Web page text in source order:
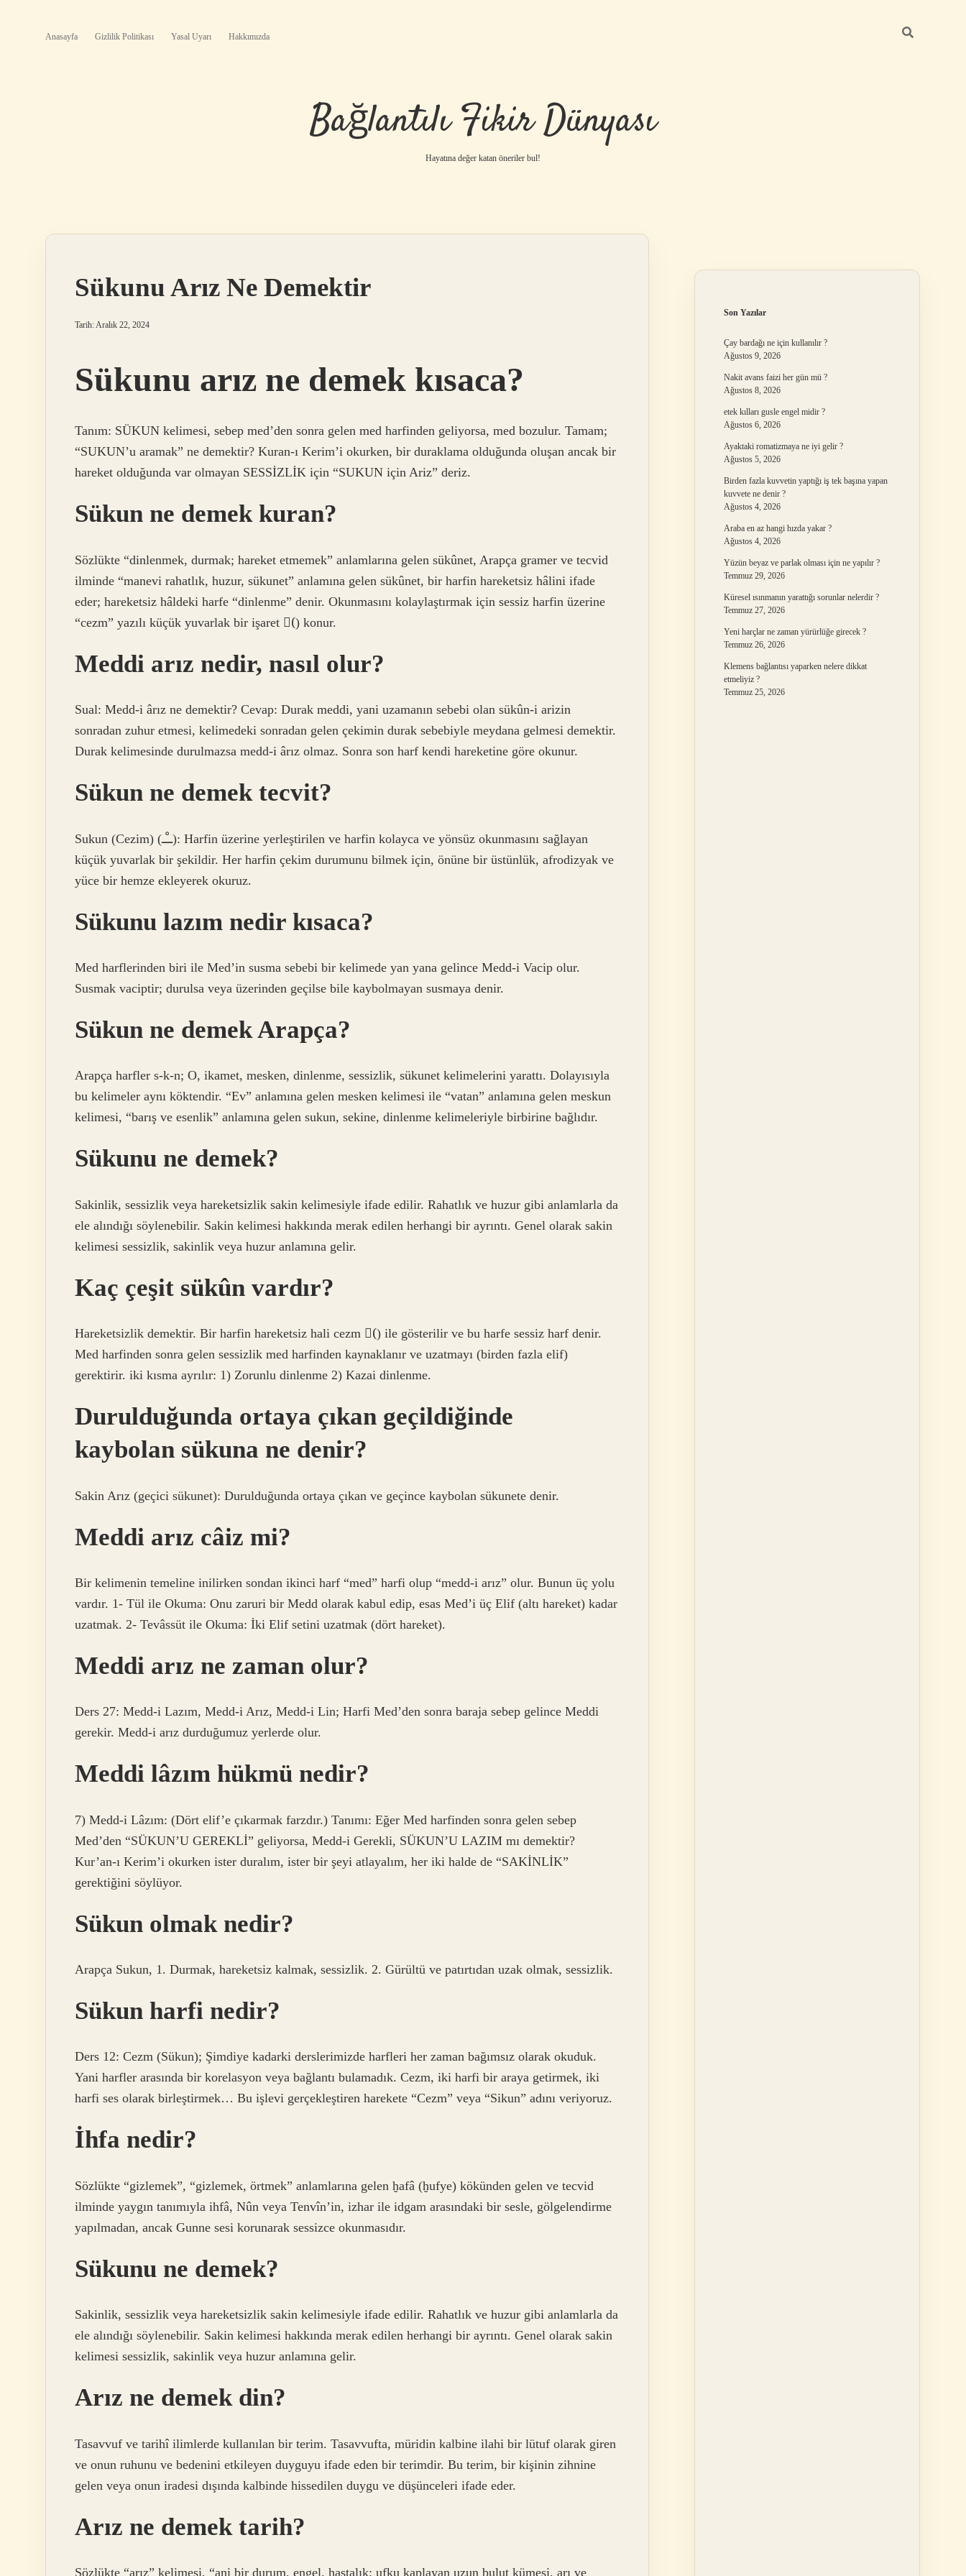
Anasayfa Gizlilik Politikası Yasal Uyarı Hakkımızda
Bağlantılı Fikir Dünyası
Hayatına değer katan öneriler bul!
Sükunu Arız Ne Demektir
Tarih: Aralık 22, 2024
Sükunu arız ne demek kısaca?
Tanım: SÜKUN kelimesi, sebep med’den sonra gelen med harfinden geliyorsa, med bozulur. Tamam;
“SUKUN’u aramak” ne demektir? Kuran-ı Kerim’i okurken, bir duraklama olduğunda oluşan ancak bir
hareket olduğunda var olmayan SESSİZLİK için “SUKUN için Ariz” deriz.
Sükun ne demek kuran?
Sözlükte “dinlenmek, durmak; hareket etmemek” anlamlarına gelen sükûnet, Arapça gramer ve tecvid
ilminde “manevi rahatlık, huzur, sükunet” anlamına gelen sükûnet, bir harfin hareketsiz hâlini ifade
eder; hareketsiz hâldeki harfe “dinlenme” denir. Okunmasını kolaylaştırmak için sessiz harfin üzerine
“cezm” yazılı küçük yuvarlak bir işaret (ْ) konur.
Meddi arız nedir, nasıl olur?
Sual: Medd-i ârız ne demektir? Cevap: Durak meddi, yani uzamanın sebebi olan sükûn-i arizin
sonradan zuhur etmesi, kelimedeki sonradan gelen çekimin durak sebebiyle meydana gelmesi demektir.
Durak kelimesinde durulmazsa medd-i ârız olmaz. Sonra son harf kendi hareketine göre okunur.
Sükun ne demek tecvit?
Sukun (Cezim) (ــْـ): Harfin üzerine yerleştirilen ve harfin kolayca ve yönsüz okunmasını sağlayan
küçük yuvarlak bir şekildir. Her harfin çekim durumunu bilmek için, önüne bir üstünlük, afrodizyak ve
yüce bir hemze ekleyerek okuruz.
Sükunu lazım nedir kısaca?
Med harflerinden biri ile Med’in susma sebebi bir kelimede yan yana gelince Medd-i Vacip olur.
Susmak vaciptir; durulsa veya üzerinden geçilse bile kaybolmayan susmaya denir.
Sükun ne demek Arapça?
Arapça harfler s-k-n; O, ikamet, mesken, dinlenme, sessizlik, sükunet kelimelerini yarattı. Dolayısıyla
bu kelimeler aynı köktendir. “Ev” anlamına gelen mesken kelimesi ile “vatan” anlamına gelen meskun
kelimesi, “barış ve esenlik” anlamına gelen sukun, sekine, dinlenme kelimeleriyle birbirine bağlıdır.
Sükunu ne demek?
Sakinlik, sessizlik veya hareketsizlik sakin kelimesiyle ifade edilir. Rahatlık ve huzur gibi anlamlarla da
ele alındığı söylenebilir. Sakin kelimesi hakkında merak edilen herhangi bir ayrıntı. Genel olarak sakin
kelimesi sessizlik, sakinlik veya huzur anlamına gelir.
Kaç çeşit sükûn vardır?
Hareketsizlik demektir. Bir harfin hareketsiz hali cezm (ْ) ile gösterilir ve bu harfe sessiz harf denir.
Med harfinden sonra gelen sessizlik med harfinden kaynaklanır ve uzatmayı (birden fazla elif)
gerektirir. iki kısma ayrılır: 1) Zorunlu dinlenme 2) Kazai dinlenme.
Durulduğunda ortaya çıkan geçildiğinde
kaybolan sükuna ne denir?
Sakin Arız (geçici sükunet): Durulduğunda ortaya çıkan ve geçince kaybolan sükunete denir.
Meddi arız câiz mi?
Bir kelimenin temeline inilirken sondan ikinci harf “med” harfi olup “medd-i arız” olur. Bunun üç yolu
vardır. 1- Tül ile Okuma: Onu zaruri bir Medd olarak kabul edip, esas Med’i üç Elif (altı hareket) kadar
uzatmak. 2- Tevâssüt ile Okuma: İki Elif setini uzatmak (dört hareket).
Meddi arız ne zaman olur?
Ders 27: Medd-i Lazım, Medd-i Arız, Medd-i Lin; Harfi Med’den sonra baraja sebep gelince Meddi
gerekir. Medd-i arız durduğumuz yerlerde olur.
Meddi lâzım hükmü nedir?
7) Medd-i Lâzım: (Dört elif’e çıkarmak farzdır.) Tanımı: Eğer Med harfinden sonra gelen sebep
Med’den “SÜKUN’U GEREKLİ” geliyorsa, Medd-i Gerekli, SÜKUN’U LAZIM mı demektir?
Kur’an-ı Kerim’i okurken ister duralım, ister bir şeyi atlayalım, her iki halde de “SAKİNLİK”
gerektiğini söylüyor.
Sükun olmak nedir?
Arapça Sukun, 1. Durmak, hareketsiz kalmak, sessizlik. 2. Gürültü ve patırtıdan uzak olmak, sessizlik.
Sükun harfi nedir?
Ders 12: Cezm (Sükun); Şimdiye kadarki derslerimizde harfleri her zaman bağımsız olarak okuduk.
Yani harfler arasında bir korelasyon veya bağlantı bulamadık. Cezm, iki harfi bir araya getirmek, iki
harfi ses olarak birleştirmek… Bu işlevi gerçekleştiren harekete “Cezm” veya “Sikun” adını veriyoruz.
İhfa nedir?
Sözlükte “gizlemek”, “gizlemek, örtmek” anlamlarına gelen ḫafâ (ḫufye) kökünden gelen ve tecvid
ilminde yaygın tanımıyla ihfâ, Nûn veya Tenvîn’in, izhar ile idgam arasındaki bir sesle, gölgelendirme
yapılmadan, ancak Gunne sesi korunarak sessizce okunmasıdır.
Sükunu ne demek?
Sakinlik, sessizlik veya hareketsizlik sakin kelimesiyle ifade edilir. Rahatlık ve huzur gibi anlamlarla da
ele alındığı söylenebilir. Sakin kelimesi hakkında merak edilen herhangi bir ayrıntı. Genel olarak sakin
kelimesi sessizlik, sakinlik veya huzur anlamına gelir.
Arız ne demek din?
Tasavvuf ve tarihî ilimlerde kullanılan bir terim. Tasavvufta, müridin kalbine ilahi bir lütuf olarak giren
ve onun ruhunu ve bedenini etkileyen duyguyu ifade eden bir terimdir. Bu terim, bir kişinin zihnine
gelen veya onun iradesi dışında kalbinde hissedilen duygu ve düşünceleri ifade eder.
Arız ne demek tarih?
Sözlükte “arız” kelimesi, “ani bir durum, engel, hastalık; ufku kaplayan uzun bulut kümesi, arı ve
Son Yazılar
Çay bardağı ne için kullanılır ?
Ağustos 9, 2026
Nakit avans faizi her gün mü ?
Ağustos 8, 2026
etek kılları gusle engel midir ?
Ağustos 6, 2026
Ayaktaki romatizmaya ne iyi gelir ?
Ağustos 5, 2026
Birden fazla kuvvetin yaptığı iş tek başına yapan
kuvvete ne denir ?
Ağustos 4, 2026
Araba en az hangi hızda yakar ?
Ağustos 4, 2026
Yüzün beyaz ve parlak olması için ne yapılır ?
Temmuz 29, 2026
Küresel ısınmanın yarattığı sorunlar nelerdir ?
Temmuz 27, 2026
Yeni harçlar ne zaman yürürlüğe girecek ?
Temmuz 26, 2026
Klemens bağlantısı yaparken nelere dikkat
etmeliyiz ?
Temmuz 25, 2026